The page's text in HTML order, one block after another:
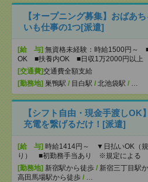
【オープニング募集】おばあ
いも仕事の1つ[派遣]
[給 与] 無資格未経験：時給1500円～
OK ■扶養内OK ■日収1万2000円以上
[交通費]交通費全額支給
[勤務地] 巣鴨駅 / 目白駅 / 北池袋駅 / …
【シフト自由・現金手渡し
充電を繋げるだけ！[派遣]
[給 与] 時給1414円～ ▼日払いOK（
り） ■初勤務手当あり ※規定による
[勤務地] 新宿駅から徒歩 / 新宿三丁目駅
高田馬場駅から徒歩 / …